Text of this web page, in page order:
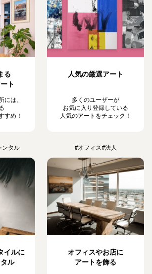
る
ト
には、
すめ！
人気の厳選アート
多くのユーザーが
お気に入り登録している
人気のアートをチェック！
ンタル
イルに
ル
#オフィス#法人
オフィスやお店に
アートを飾る